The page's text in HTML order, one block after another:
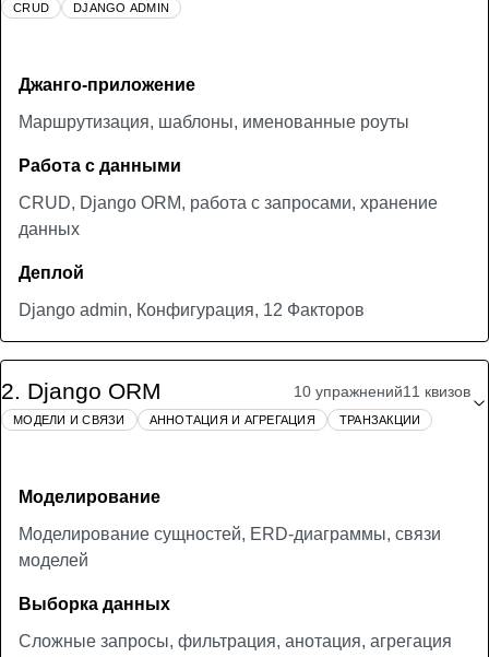
CRUD
DJANGO ADMIN
Джанго-приложение
Маршрутизация, шаблоны, именованные роуты
Работа с данными
CRUD, Django ORM, работа с запросами, хранение
данных
Деплой
Django admin, Конфигурация, 12 Факторов
2. Django ORM 10 упражнений11 квизов
МОДЕЛИ И СВЯЗИ АННОТАЦИЯ И АГРЕГАЦИЯ ТРАНЗАКЦИИ
Моделирование
Моделирование сущностей, ERD-диаграммы, связи
моделей
Выборка данных
Сложные запросы, фильтрация, анотация, агрегация